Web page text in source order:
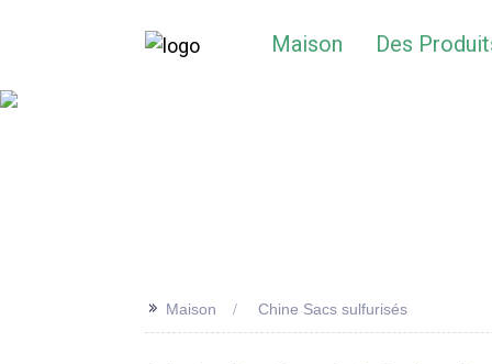
Maison Des
>> Maison Chine Sacs sulfurisés